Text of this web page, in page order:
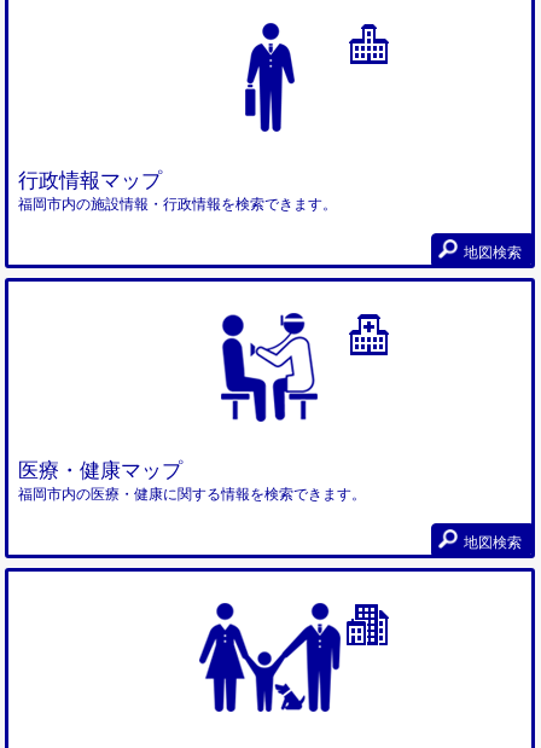
行政情報マップ
福岡市内の施設情報・行政情報を検索できます。
地図検索
医療・健康マップ
福岡市内の医療・健康に関する情報を検索できます。
地図検索